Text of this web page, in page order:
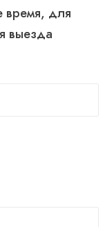
время, для
выезда